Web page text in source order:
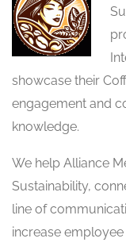
showcase their
engagement and
knowledge.
We help Alliance
Sustainability,
line of
increase